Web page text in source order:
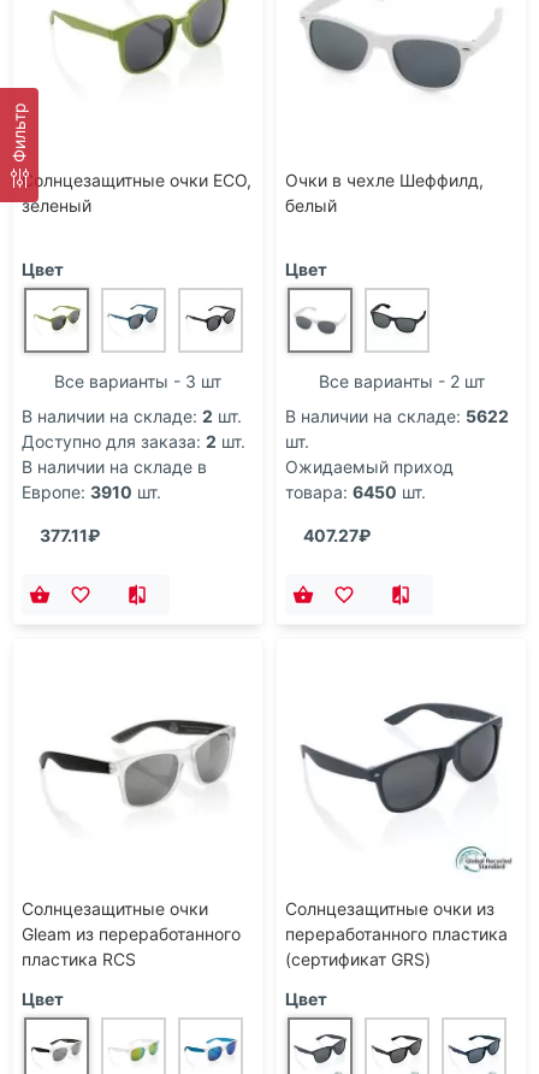
Фильтр
Солнцезащитные очки ECO,
зеленый
Цвет
Все варианты - 3 шт
В наличии на складе: 2 шт.
Доступно для заказа: 2 шт.
В наличии на складе в
Европе: 3910 шт.
377.11₽
Очки в чехле Шеффилд,
белый
Цвет
Все варианты - 2 шт
В наличии на складе: 5622
шт.
Ожидаемый приход
товара: 6450 шт.
407.27₽
Солнцезащитные очки
Gleam из переработанного
пластика RCS
Цвет
Солнцезащитные очки из
переработанного пластика
(сертификат GRS)
Цвет